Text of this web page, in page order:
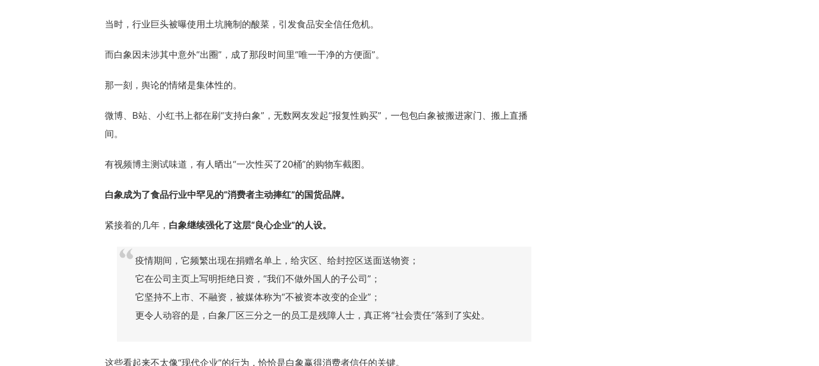
当时，行业巨头被曝使用土坑腌制的酸菜，引发食品安全信任危机。
而白象因未涉其中意外“出圈”，成了那段时间里“唯一干净的方便面”。
那一刻，舆论的情绪是集体性的。
微博、B站、小红书上都在刷“支持白象”，无数网友发起“报复性购买”，一包包白象被搬进家门、搬上直播
间。
有视频博主测试味道，有人晒出“一次性买了20桶”的购物车截图。
白象成为了食品行业中罕见的“消费者主动捧红”的国货品牌。
紧接着的几年， 白象继续强化了这层“良心企业”的人设。
疫情期间，它频繁出现在捐赠名单上，给灾区、给封控区送面送物资；
它在公司主页上写明拒绝日资，“我们不做外国人的子公司”；
它坚持不上市、不融资，被媒体称为“不被资本改变的企业”；
更令人动容的是，白象厂区三分之一的员工是残障人士，真正将“社会责任”落到了实处。
这些看起来不太像“现代企业”的行为，恰恰是白象赢得消费者信任的关键。